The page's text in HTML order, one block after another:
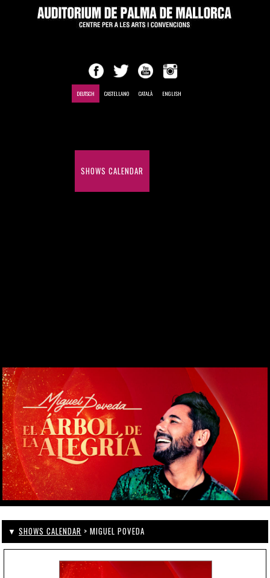
DEUTSCH CASTELLANO CATALÀ ENGLISH
SHOWS CALENDAR
▼ SHOWS CALENDAR > MIGUEL POVEDA